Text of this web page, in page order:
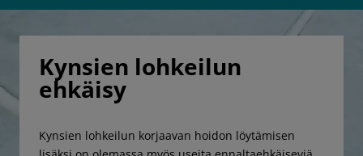
Kynsien lohkeilun
ehkäisy
Kynsien lohkeilun korjaavan hoidon löytämisen